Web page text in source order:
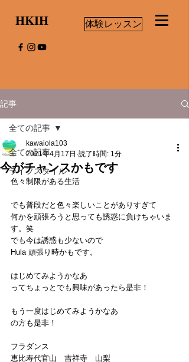
HKIH 体験レッスン
記事
全ての記事
ライフスタイル
全ての記事
今がチャンスかもです
kawaiola103
2021年4月17日 読了時間: 1分
色々制限がある生活
でも普段だと色々楽しいことがありすぎて
何かを頑張ろうと思っても誘惑に負けちゃいま
す。笑
でも今は誘惑も少ないので
Hula 頑張り時かもです。
はじめてみようかなあ
ってちょっとでも興味があったら是非！
もう一度はじめてみようかなあ
の方も是非！
フラダンス
恵比寿代官山　吉祥寺　山梨